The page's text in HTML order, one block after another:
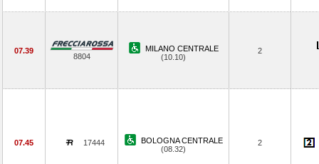
07.39
8804
MILANO CENTRALE
(10.10)
2
07.45 17444
BOLOGNA CENTRALE
(08.32)
2